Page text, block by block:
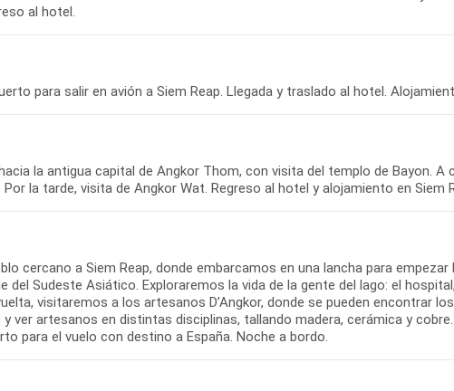
la antigua capital de Angkor Thom, con visita del templo de Bayon. A
cercano a Siem Reap, donde embarcamos en una lancha para
del Sudeste Asiático. Exploraremos la vida de la gente del lago: el
visitaremos a los artesanos D’Angkor, donde se pueden encontrar
ver artesanos en distintas disciplinas, tallando madera, cerámica y